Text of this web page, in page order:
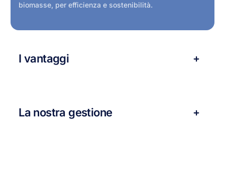
biomasse, per efficienza e sostenibilità.
I vantaggi
La nostra gestione